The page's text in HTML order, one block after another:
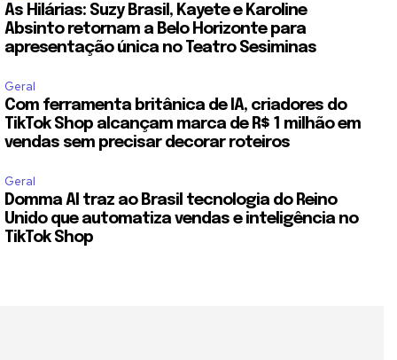
As Hilárias: Suzy Brasil, Kayete e Karoline
Absinto retornam a Belo Horizonte para
apresentação única no Teatro Sesiminas
Geral
Com ferramenta britânica de IA, criadores do
TikTok Shop alcançam marca de R$ 1 milhão em
vendas sem precisar decorar roteiros
Geral
Domma AI traz ao Brasil tecnologia do Reino
Unido que automatiza vendas e inteligência no
TikTok Shop